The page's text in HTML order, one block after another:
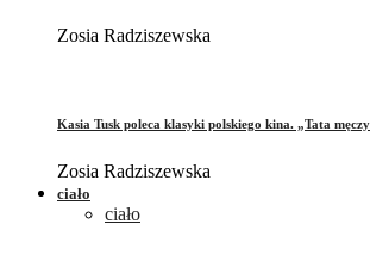
Zosia Radziszewska
Kasia Tusk poleca klasyki polskiego kina. „Tata
Zosia Radziszewska
ciało
ciało